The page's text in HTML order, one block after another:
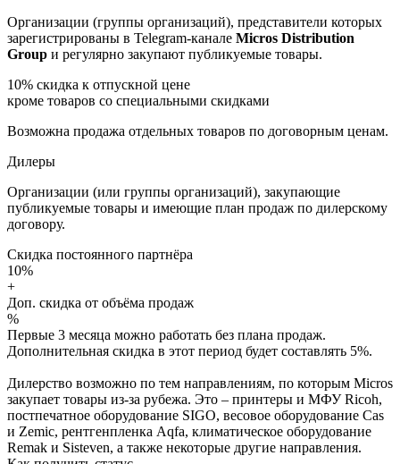
Организации (группы организаций), представители которых
зарегистрированы в Telegram-канале Micros Distribution
Group и регулярно закупают публикуемые товары.
10% скидка к отпускной цене
кроме товаров со специальными скидками
Возможна продажа отдельных товаров по договорным ценам.
Дилеры
Организации (или группы организаций), закупающие
публикуемые товары и имеющие план продаж по дилерскому
договору.
Скидка постоянного партнёра
10%
+
Доп. скидка от объёма продаж
%
Первые 3 месяца можно работать без плана продаж.
Дополнительная скидка в этот период будет составлять 5%.
Дилерство возможно по тем направлениям, по которым Micros
закупает товары из-за рубежа. Это – принтеры и МФУ Ricoh,
постпечатное оборудование SIGO, весовое оборудование Cas
и Zemic, рентгенпленка Aqfa, климатическое оборудование
Remak и Sisteven, а также некоторые другие направления.